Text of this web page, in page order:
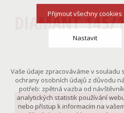
DIAMANT 145/
ZOBRAZTE SI PŮVODNÍ
Přijmout všechny cookies
Nastavit
nutná pro provozování webu
udržení kontextu stránek
případná přihlášení, volby
Volitelná cookies
Vaše údaje zpracováváme v souladu
ochrany osobních údajů z důvodu
potřeb: zpětná vazba od
analytických statistik používání
nebo přístup k informacím na